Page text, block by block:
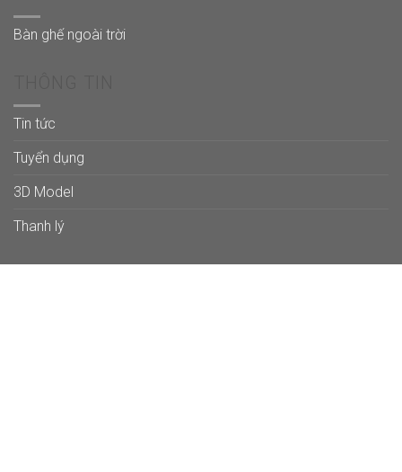
Bàn ghế ngoài trời
Tin tức
Tuyển dụng
3D Model
Thanh lý